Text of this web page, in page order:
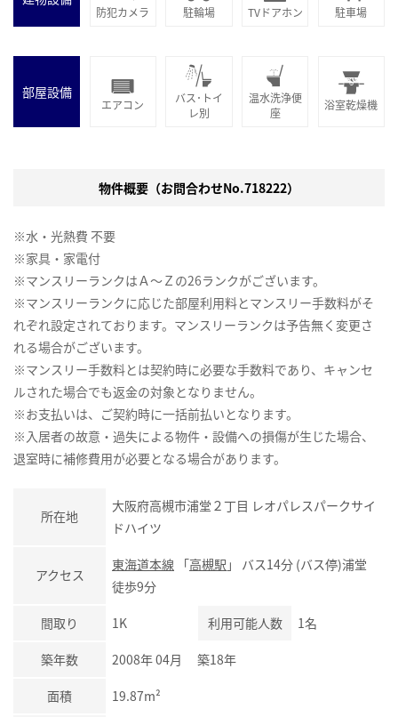
防犯カメラ 駐輪場 TVドアホン 駐車場
部屋設備
エアコン
バス･トイ
レ別
温水洗浄便
座
浴室乾燥機
物件概要（お問合わせNo.718222）
※水・光熱費 不要
※家具・家電付
※マンスリーランクはＡ～Ｚの26ランクがございます。
※マンスリーランクに応じた部屋利用料とマンスリー手数料がそ
れぞれ設定されております。マンスリーランクは予告無く変更さ
れる場合がございます。
※マンスリー手数料とは契約時に必要な手数料であり、キャンセ
ルされた場合でも返金の対象となりません。
※お支払いは、ご契約時に一括前払いとなります。
※入居者の故意・過失による物件・設備への損傷が生じた場合、
退室時に補修費用が必要となる場合があります。
所在地
大阪府高槻市浦堂２丁目 レオパレスパークサイ
ドハイツ
アクセス
東海道本線 「高槻駅 」 バス14分 (バス停)浦堂
徒歩9分
間取り 1K 利用可能人数 1名
築年数 2008年 04月 築18年
面積 19.87m²